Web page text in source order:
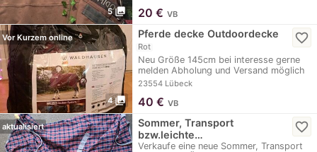
5 photo_library 20 € VB
4 photo_library
Vor Kurzem online Pferde decke Outdoordecke
Rot
Neu Größe 145cm bei interesse gerne
melden Abholung und Versand möglich
Abholung lübeck
23554 Lübeck
favorite_border
40 € VB
aktualisiert
Sommer, Transport
bzw.leichte…
Verkaufe eine neue Sommer, Transport
favorite_border